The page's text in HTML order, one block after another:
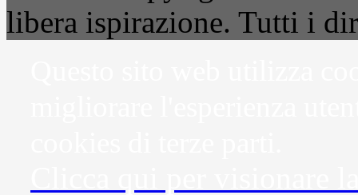
libera ispirazione. Tutti i